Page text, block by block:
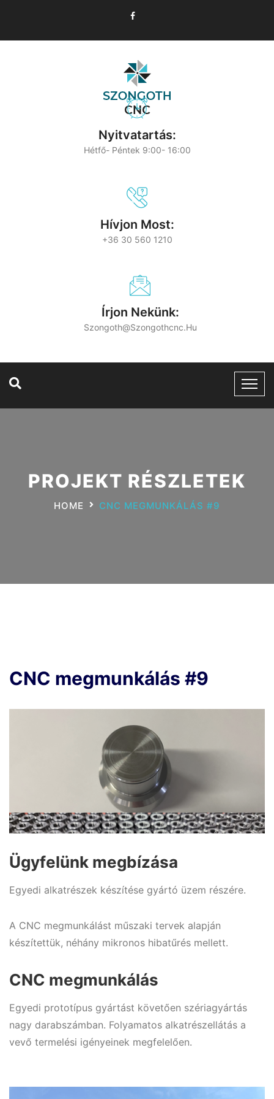
Nyitvatartás:
Hétfő- Péntek 9:00- 16:00
Hívjon Most:
+36 30 560 1210
Írjon Nekünk:
Szongoth@szongothcnc.hu
PROJEKT RÉSZLETEK
HOME CNC MEGMUNKÁLÁS #9
CNC megmunkálás #9
Ügyfelünk megbízása
Egyedi alkatrészek készítése gyártó üzem részére.
A CNC megmunkálást műszaki tervek alapján
készítettük, néhány mikronos hibatűrés mellett.
CNC megmunkálás
Egyedi prototípus gyártást követően szériagyártás
nagy darabszámban. Folyamatos alkatrészellátás a
vevő termelési igényeinek megfelelően.